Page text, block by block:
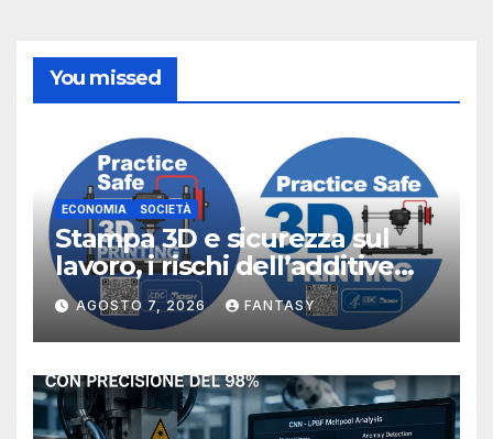
You missed
ECONOMIA SOCIETÀ
Stampa 3D e sicurezza sul
lavoro, i rischi dell’additive
manufacturing secondo
NIOSH
AGOSTO 7, 2026 FANTASY